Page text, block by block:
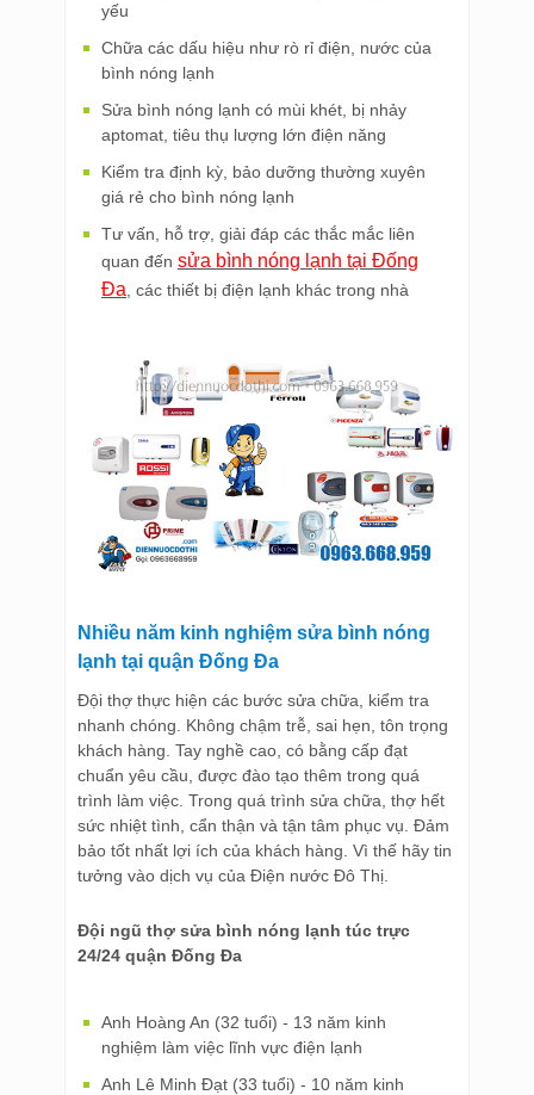
yếu
Chữa các dấu hiệu như rò rỉ điện, nước của
bình nóng lạnh
Sửa bình nóng lạnh có mùi khét, bị nhảy
aptomat, tiêu thụ lượng lớn điện năng
Kiểm tra định kỳ, bảo dưỡng thường xuyên
giá rẻ cho bình nóng lạnh
Tư vấn, hỗ trợ, giải đáp các thắc mắc liên
quan đến sửa bình nóng lạnh tại Đống
Đa, các thiết bị điện lạnh khác trong nhà
Nhiều năm kinh nghiệm sửa bình nóng
lạnh tại quận Đống Đa
Đội thợ thực hiện các bước sửa chữa, kiểm tra
nhanh chóng. Không chậm trễ, sai hẹn, tôn trọng
khách hàng. Tay nghề cao, có bằng cấp đạt
chuẩn yêu cầu, được đào tạo thêm trong quá
trình làm việc. Trong quá trình sửa chữa, thợ hết
sức nhiệt tình, cẩn thận và tận tâm phục vụ. Đảm
bảo tốt nhất lợi ích của khách hàng. Vì thế hãy tin
tưởng vào dịch vụ của Điện nước Đô Thị.
Đội ngũ thợ sửa bình nóng lạnh túc trực
24/24 quận Đống Đa
Anh Hoàng An (32 tuổi) - 13 năm kinh
nghiệm làm việc lĩnh vực điện lạnh
Anh Lê Minh Đạt (33 tuổi) - 10 năm kinh